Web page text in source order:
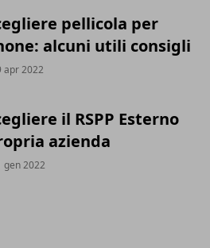
pellicola per
alcuni utili consigli
apr 2022
il RSPP Esterno
azienda
gen 2022